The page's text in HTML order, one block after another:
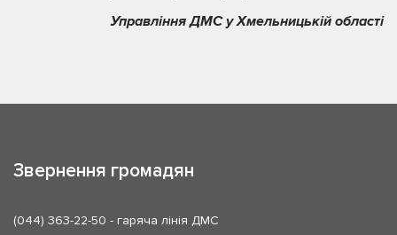
Управління ДМС у Хмельницькій області
Звернення громадян
(044) 363-22-50 - гаряча лінія ДМС